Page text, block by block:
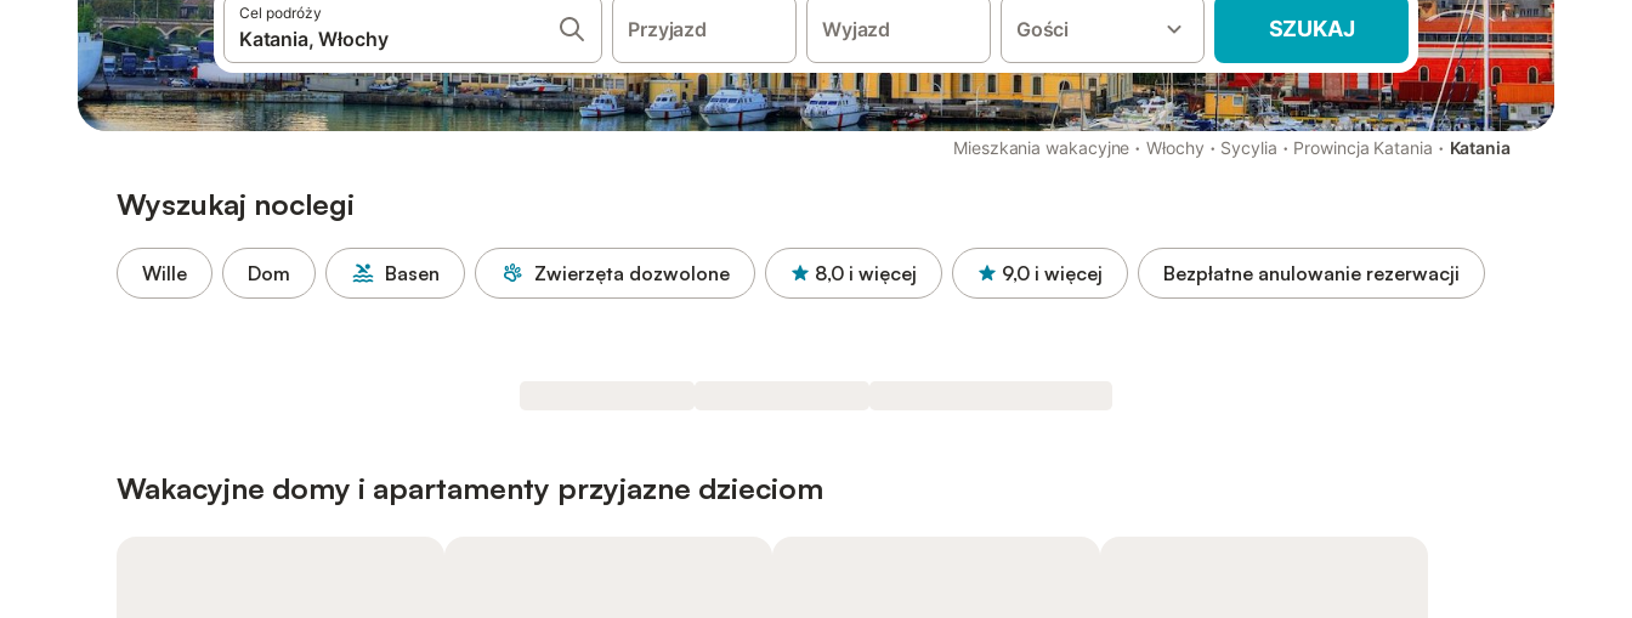
Cel podróży
Przyjazd Wyjazd Gości SZUKAJ
Mieszkania wakacyjne · Włochy · Sycylia · Prowincja Katania · Katania
Wyszukaj noclegi
Wille Dom Basen Zwierzęta dozwolone 8,0 i więcej 9,0 i więcej Bezpłatne anulowanie rezerwacji
Wakacyjne domy i apartamenty przyjazne dzieciom